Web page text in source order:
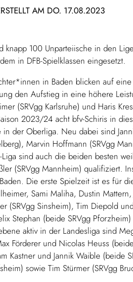
AM DO. 17.08.2023
knapp 100 Unparteiische in den
in DFB-Spielklassen eingesetzt.
in Baden blicken auf
den Aufstieg in eine höhere
(SRVgg Karlsruhe) und Haris
2023/24 acht bfv-Schiris in
der Oberliga. Neu dabei sind
Marvin Hoffmann (SRVgg
sind auch die beiden besten
(SRVgg Mannheim) qualifiziert.
Die erste Spielzeit ist es für
Sami Maliha, Dustin
(SRVgg Sinsheim), Tim Diepold
Stephan (beide SRVgg
aktiv in der Landesliga sind
Förderer und Nicolas Heuss
Kastner und Jannik Waible (beide
sowie Tim Stürmer (SRVgg